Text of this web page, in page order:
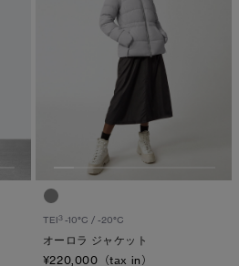
TEI3-10°C / -20°C
オーロラ ジャケット
¥220,000（tax in）